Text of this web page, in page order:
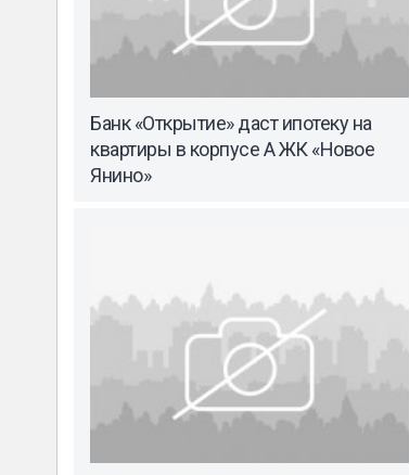
Банк «Открытие» даст ипотеку на
квартиры в корпусе А ЖК «Новое
Янино»